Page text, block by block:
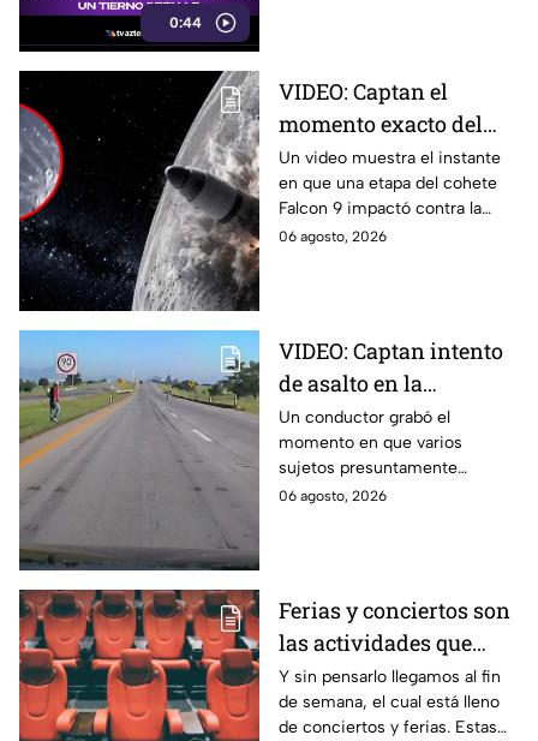
0:44
VIDEO: Captan el
momento exacto del
impacto de cohete
contra la Luna; así
reaccionó
Un video muestra el instante
en que una etapa del cohete
Falcon 9 impactó contra la
luna, levantando una enorme
06 agosto, 2026
VIDEO: Captan intento
de asalto en la
autopista Arco Norte;
delincuentes arrojaron
piedras y llantas
Un conductor grabó el
momento en que varios
sujetos presuntamente
intentaron cometer un asalto
06 agosto, 2026
Ferias y conciertos son
las actividades que
habrá en Puebla del 7 al
9 de agosto
Y sin pensarlo llegamos al fin
de semana, el cual está lleno
de conciertos y ferias. Estas